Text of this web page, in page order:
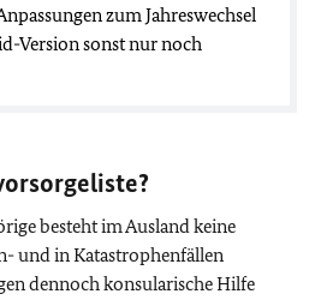
zum Jahreswechsel
Version sonst nur noch
besteht im Ausland keine
und in Katastrophenfällen
dennoch konsularische Hilfe